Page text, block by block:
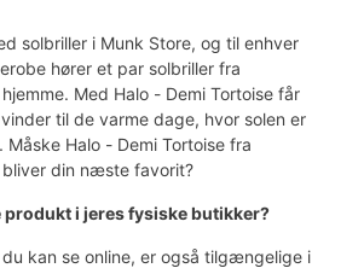
solbrilleri Munk Store, og til enhver
hører et par solbriller fra
Med Halo - Demi Tortoise får
til de varme dage, hvor solen er
Måske Halo - Demi Tortoise fra
din næste favorit?
produkt i jeres fysiske butikker?
du kan se online, er også tilgængelige i